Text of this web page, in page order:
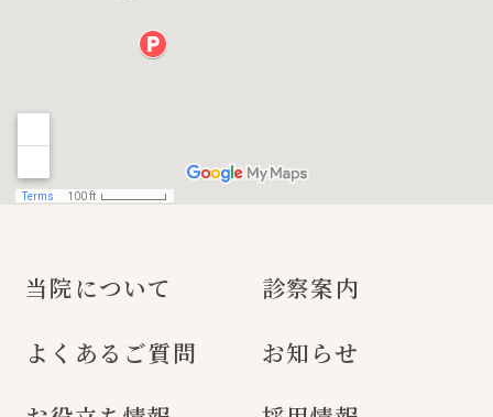
当院について
診察案内
よくあるご質問
お知らせ